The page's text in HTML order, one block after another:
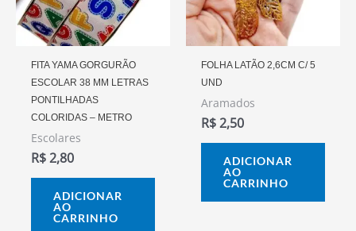
FITA YAMA GORGURÃO
ESCOLAR 38 MM LETRAS
PONTILHADAS
COLORIDAS – METRO
Escolares
R$2,80
ADICIONAR
AO
CARRINHO
FOLHA LATÃO 2,6CM C/ 5
UND
Aramados
R$2,50
ADICIONAR
AO
CARRINHO